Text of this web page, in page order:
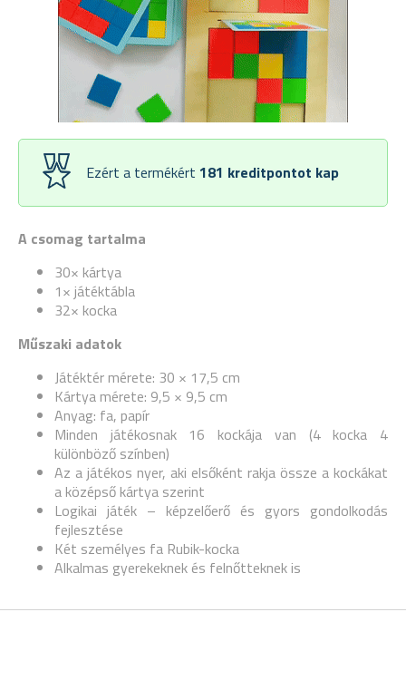
A csomag tartalma
30× kártya
1× játéktábla
32× kocka
Műszaki adatok
Játéktér mérete: 30 × 17,5 cm
Kártya mérete: 9,5 × 9,5 cm
Anyag: fa, papír
Minden játékosnak 16 kockája van (4 kocka 4
különböző színben)
Az a játékos nyer, aki elsőként rakja össze a kockákat
a középső kártya szerint
Logikai játék – képzelőerő és gyors gondolkodás
fejlesztése
Két személyes fa Rubik-kocka
Alkalmas gyerekeknek és felnőtteknek is
Ezért a termékért 181 kreditpontot kap